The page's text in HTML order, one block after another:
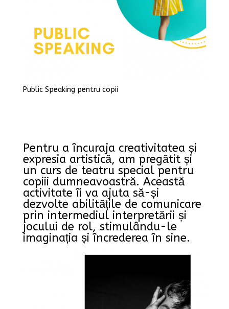
Public Speaking pentru copii
Pentru a încuraja creativitatea și
expresia artistică, am pregătit și
un curs de teatru special pentru
copiii dumneavoastră. Această
activitate îi va ajuta să-și
dezvolte abilitățile de comunicare
prin intermediul interpretării și
jocului de rol, stimulându-le
imaginația și încrederea în sine.